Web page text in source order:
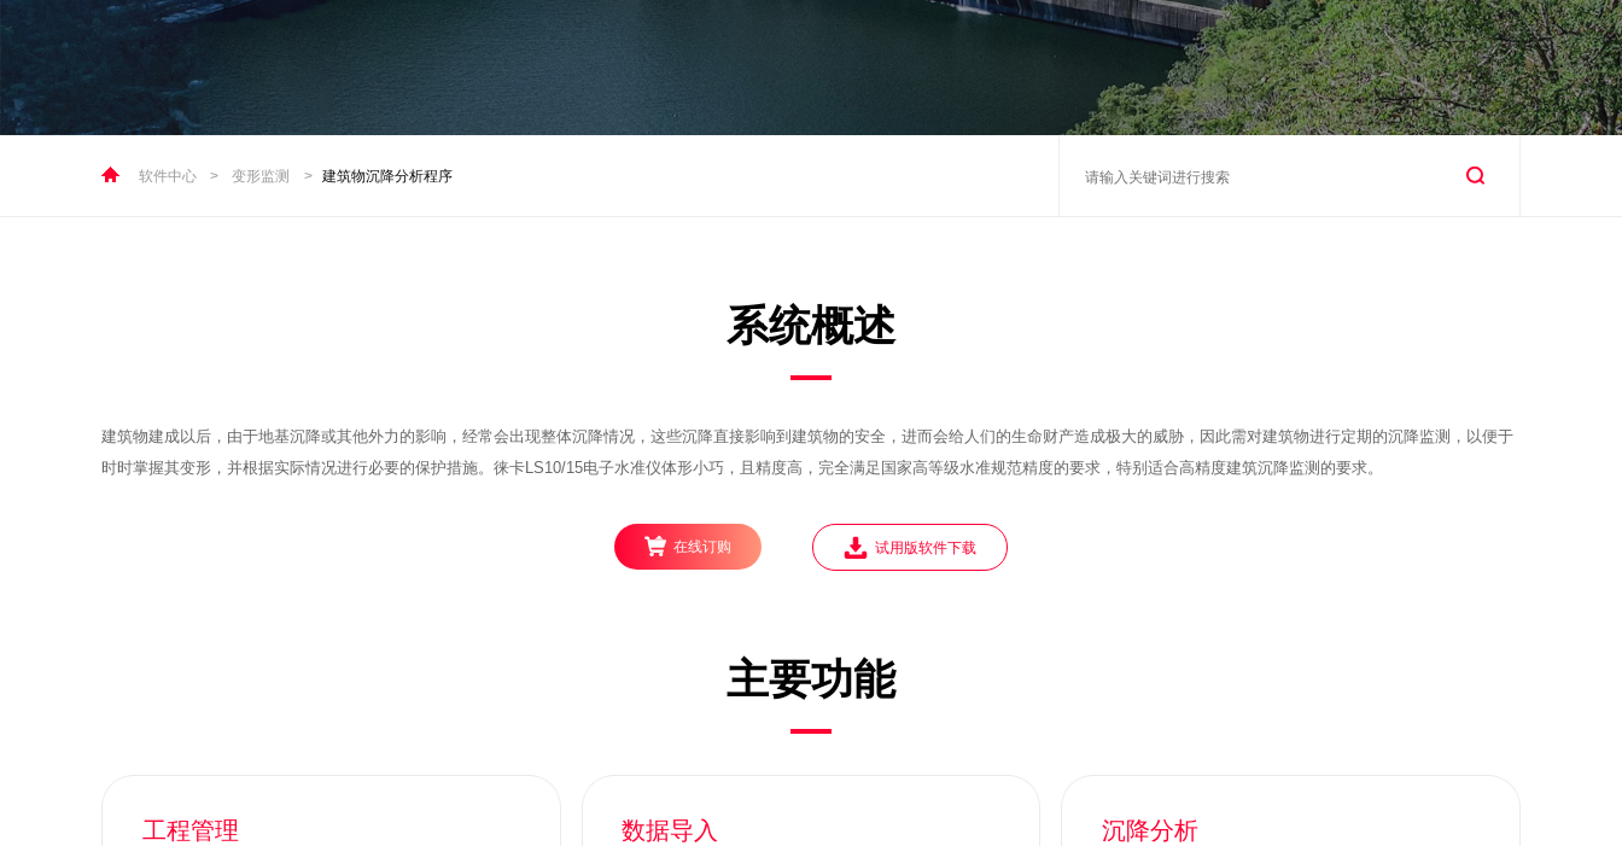
软件中心 > 变形监测 > 建筑物沉降分析程序
系统概述
建筑物建成以后，由于地基沉降或其他外力的影响，经常会出现整体沉降情况，这些沉降直接影响到建筑物的安全，进而会给人们的生命财产造成极大的威胁，因此需对建筑物进行定期的沉降监测，以便于
时时掌握其变形，并根据实际情况进行必要的保护措施。徕卡LS10/15电子水准仪体形小巧，且精度高，完全满足国家高等级水准规范精度的要求，特别适合高精度建筑沉降监测的要求。
在线订购 试用版软件下载
主要功能
工程管理 数据导入 沉降分析